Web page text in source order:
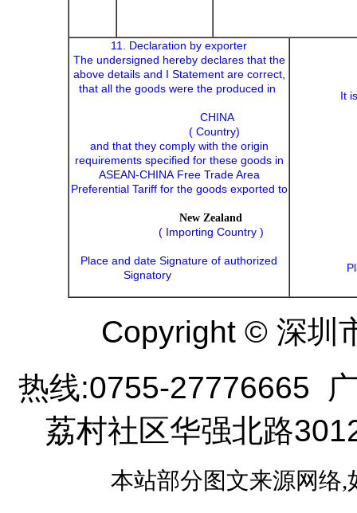
11. Declaration by exporter
The undersigned hereby declares that the
above details and I Statement are correct,
that all the goods were the produced in
CHINA
( Country)
and that they comply with the origin
requirements specified for these goods in
ASEAN-CHINA Free Trade Area
Preferential Tariff for the goods exported to
New Zealand
( Importing Country )
Place and date Signature of authorized
Signatory
It
Copyright © 深圳
热线:0755-27776665
荔村社区华强北路
本站部分图文来源网络